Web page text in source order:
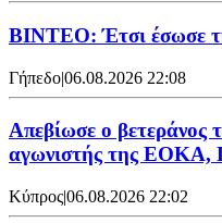
ΒΙΝΤΕΟ: Έτσι έσωσε
Γήπεδο|06.08.2026 22:08
Απεβίωσε ο βετεράνος
αγωνιστής της
Κύπρος|06.08.2026 22:02